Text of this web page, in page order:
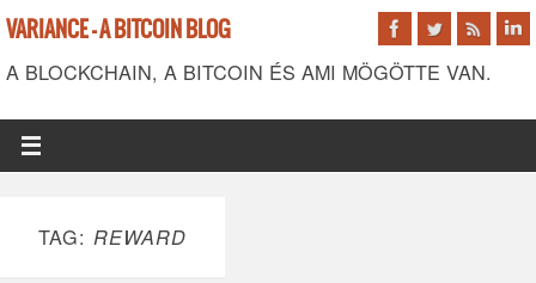
VARIANCE - A BITCOIN BLOG
A BLOCKCHAIN, A BITCOIN ÉS AMI MÖGÖTTE VAN.
TAG: REWARD